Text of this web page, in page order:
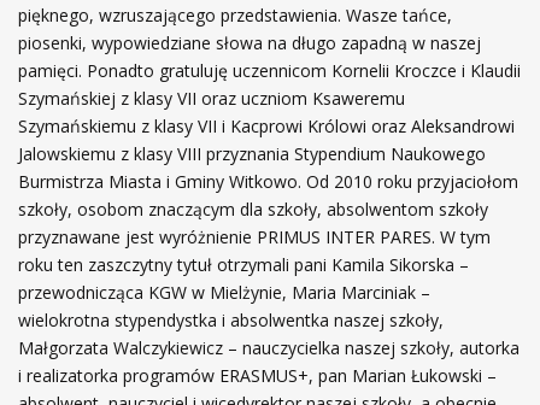
pięknego, wzruszającego przedstawienia. Wasze tańce,
piosenki, wypowiedziane słowa na długo zapadną w naszej
pamięci. Ponadto gratuluję uczennicom Kornelii Kroczce i Klaudii
Szymańskiej z klasy VII oraz uczniom Ksaweremu
Szymańskiemu z klasy VII i Kacprowi Królowi oraz Aleksandrowi
Jalowskiemu z klasy VIII przyznania Stypendium Naukowego
Burmistrza Miasta i Gminy Witkowo. Od 2010 roku przyjaciołom
szkoły, osobom znaczącym dla szkoły, absolwentom szkoły
przyznawane jest wyróżnienie PRIMUS INTER PARES. W tym
roku ten zaszczytny tytuł otrzymali pani Kamila Sikorska –
przewodnicząca KGW w Mielżynie, Maria Marciniak –
wielokrotna stypendystka i absolwentka naszej szkoły,
Małgorzata Walczykiewicz – nauczycielka naszej szkoły, autorka
i realizatorka programów ERASMUS+, pan Marian Łukowski –